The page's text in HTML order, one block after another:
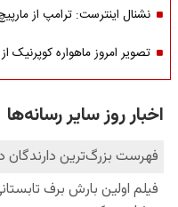
نشنال اینترست: ترامپ از
تصویر امروز ماهواره کوپرنیک